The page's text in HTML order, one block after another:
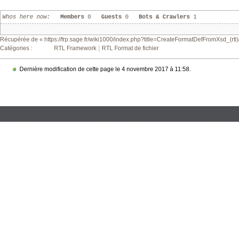
Whos here now: Members 0 Guests 0 Bots & Crawlers 1
Récupérée de « https://frp.sage.fr/wiki1000/
Catégories : RTL Framework RTL Format de fichier
Dernière modification de cette page le 4 novembre 2017 à 11:58.